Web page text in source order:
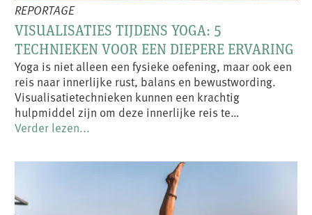
REPORTAGE
VISUALISATIES TIJDENS YOGA: 5
TECHNIEKEN VOOR EEN DIEPERE ERVARING
Yoga is niet alleen een fysieke oefening, maar ook een
reis naar innerlijke rust, balans en bewustwording.
Visualisatietechnieken kunnen een krachtig
hulpmiddel zijn om deze innerlijke reis te…
Verder lezen...